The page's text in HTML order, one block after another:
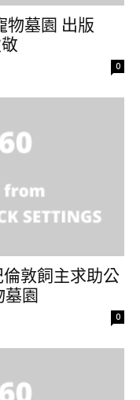
物墓園 出版
0
敦飼主求助公
墓園
0